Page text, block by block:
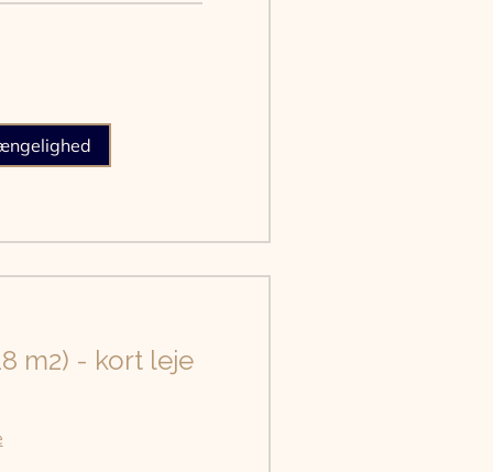
m2) - kort leje